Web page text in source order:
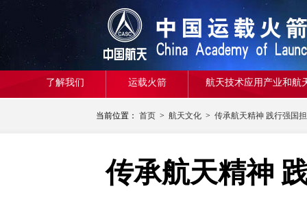
了解我们 运载火箭 航天技术应用产业和航
当前位置： 首页 > 航天文化 > 传承航天精神 践行强国
传承航天精神